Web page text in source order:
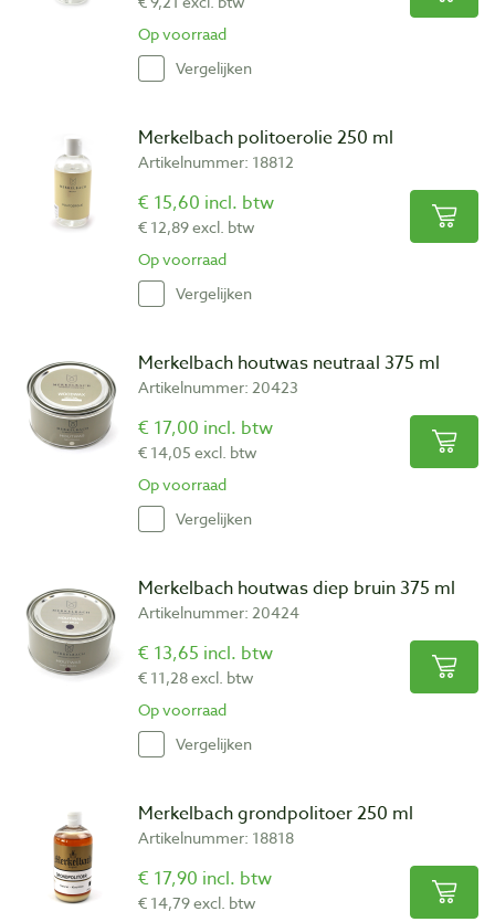
Op voorraad
Vergelijken
Merkelbach politoerolie 250 ml
Artikelnummer: 18812
€ 15,60 incl. btw
€ 12,89 excl. btw
Op voorraad
Vergelijken
Merkelbach houtwas neutraal 375 ml
Artikelnummer: 20423
€ 17,00 incl. btw
€ 14,05 excl. btw
Op voorraad
Vergelijken
Merkelbach houtwas diep bruin 375 ml
Artikelnummer: 20424
€ 13,65 incl. btw
€ 11,28 excl. btw
Op voorraad
Vergelijken
Merkelbach grondpolitoer 250 ml
Artikelnummer: 18818
€ 17,90 incl. btw
€ 14,79 excl. btw